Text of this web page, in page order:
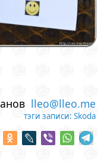
lleo@lleo.me
тэги записи: Skoda